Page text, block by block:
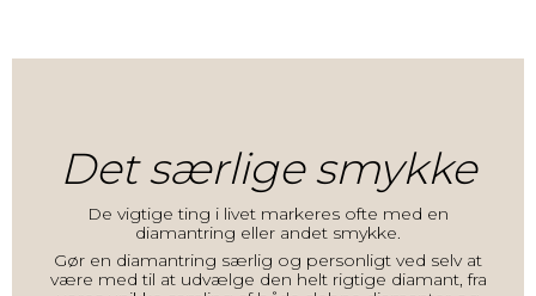
Det særlige smykke
De vigtige ting i livet markeres ofte med en
diamantring eller andet smykke.
Gør en diamantring særlig og personligt ved selv at
være med til at udvælge den helt rigtige diamant, fra